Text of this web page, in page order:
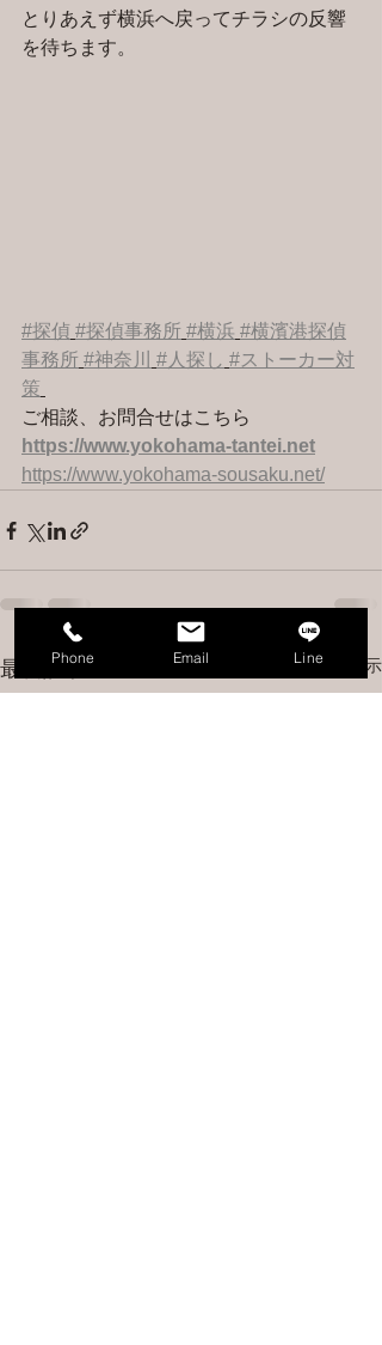
とりあえず横浜へ戻ってチラシの反響
を待ちます。
#探偵 #探偵事務所 #横浜 #横濱港探偵
事務所 #神奈川 #人探し #ストーカー対
策
ご相談、お問合せはこちら
https://www.yokohama-tantei.net
https://www.yokohama-sousaku.net/
最新記事 すべて表示
Phone Email Line